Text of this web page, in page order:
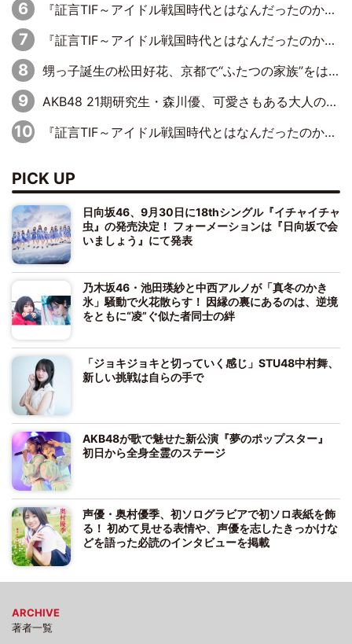
『証言TIF～アイドル戦国時代とはなんだったのか～』第6回：でんぱ組.inc・古川未鈴×相沢梨紗「『ハロプロやりたかったな』って言ったら、夢眠ねむさんに『てめえはでんぱ組．incなんだよ！』って肩パンされて(笑)」
『証言TIF～アイドル戦国時代とはなんだったのか～』第11回：私立恵比寿中学・真山りか×安本彩花「TIFで10年ぶりのキョンシーメイクをしたら、場を完全に引かせてしまって。時代が変わったんだなって」
甥っ子誕生の松田好花、京都で“ふたつの家族”をはしご！ “母”黒谷友香に見送られ、“父”松岡昌宏とはハシゴ酒
AKB48 21期研究生・森川優、可愛さもある大人の女性に
『証言TIF～アイドル戦国時代とはなんだったのか～』第10回：さくら学院・武藤彩未×飯田らうら「正直、中3で辞めるというのを信じてなくて。そう言われてはいたけど、嘘でしょって」
PICK UP
日向坂46、9月30日に18thシングル『イチャイチャ
虫』の発売決定！ フォーメーションは『日向坂で会
いましょう』にて発表
乃木坂46・池田瑛紗と中西アルノが「真冬のかき
氷」騒動で火花散らす！ 因縁の裏にあるのは、逆境
をともに“凌”ぐ似た者同士の絆
「ジョキジョキと切っていく感じ」STU48中村舞、
新しい挑戦は自らの手で
AKB48が歌で魅せた新公演『夢のポップスター』
初日から全身全霊のステージ
声優・奥村優季、初ソログラビアで初ソロ表紙を飾
る！ 初めて見せる表情や、声優を志したきっかけな
どを語った必読のインタビューを掲載
ARCHIVE
著者一覧